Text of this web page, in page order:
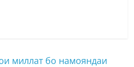
миллат бо намояндаи